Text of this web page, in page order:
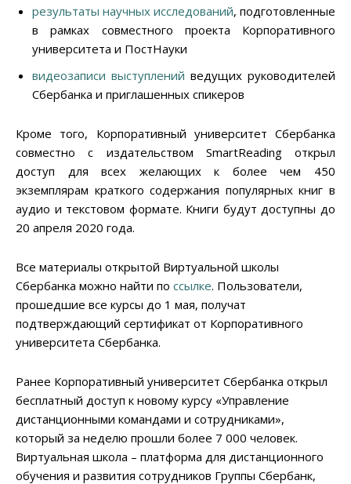
результаты научных исследований, подготовленные
в рамках совместного проекта Корпоративного
университета и ПостНауки
видеозаписи выступлений ведущих руководителей
Сбербанка и приглашенных спикеров
Кроме того, Корпоративный университет Сбербанка
совместно с издательством SmartReading открыл
доступ для всех желающих к более чем 450
экземплярам краткого содержания популярных книг в
аудио и текстовом формате. Книги будут доступны до
20 апреля 2020 года.
Все материалы открытой Виртуальной школы
Сбербанка можно найти по ссылке. Пользователи,
прошедшие все курсы до 1 мая, получат
подтверждающий сертификат от Корпоративного
университета Сбербанка.
Ранее Корпоративный университет Сбербанка открыл
бесплатный доступ к новому курсу «Управление
дистанционными командами и сотрудниками»,
который за неделю прошли более 7 000 человек.
Виртуальная школа – платформа для дистанционного
обучения и развития сотрудников Группы Сбербанк,